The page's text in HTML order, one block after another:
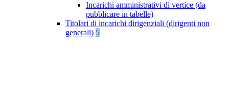
Incarichi amministrativi di vertice (da
pubblicare in tabelle)
Titolari di incarichi dirigenziali (dirigenti non
generali) 5